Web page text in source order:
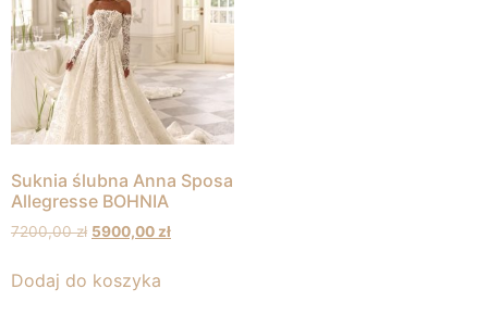
Suknia ślubna Anna Sposa
Allegresse BOHNIA
7200,00zł 5900,00zł
Dodaj do koszyka